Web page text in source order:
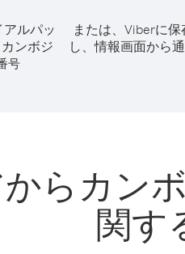
ルパッ
ンボジ
号
または、Viberに
し、情報画面から
らカン
関す